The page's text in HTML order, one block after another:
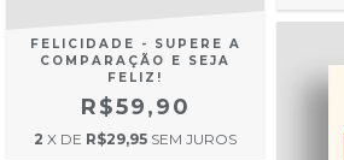
FELICIDADE - SUPERE A
COMPARAÇÃO E SEJA
FELIZ!
R$59,90
2 X DE R$29,95 SEM JUROS